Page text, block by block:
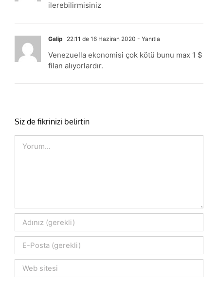
ilerebilirmisiniz
Galip 22:11 de 16 Haziran 2020 - Yanıtla
Venezuella ekonomisi çok kötü bunu max 1 $
filan alıyorlardır.
Siz de fikrinizi belirtin